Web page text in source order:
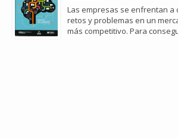
Las empresas se enfrentan a
retos y problemas en un
más competitivo. Para